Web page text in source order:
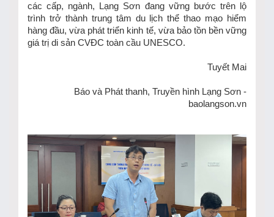
các cấp, ngành, Lạng Sơn đang vững bước trên lộ
trình trở thành trung tâm du lịch thể thao mạo hiểm
hàng đầu, vừa phát triển kinh tế, vừa bảo tồn bền vững
giá trị di sản CVĐC toàn cầu UNESCO.
Tuyết Mai
Báo và Phát thanh, Truyền hình Lạng Sơn -
baolangson.vn
TIN KHÁC